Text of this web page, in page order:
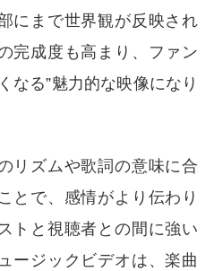
にまで世界観が反映され
完成度も高まり、ファン
なる”魅力的な映像になり
リズムや歌詞の意味に合
とで、感情がより伝わり
トと視聴者との間に強い
ージックビデオは、楽曲